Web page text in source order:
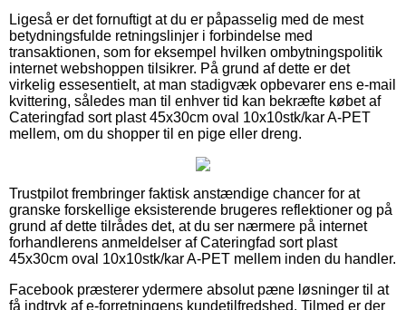
Ligeså er det fornuftigt at du er påpasselig med de mest
betydningsfulde retningslinjer i forbindelse med
transaktionen, som for eksempel hvilken ombytningspolitik
internet webshoppen tilsikrer. På grund af dette er det
virkelig essesentielt, at man stadigvæk opbevarer ens e-mail
kvittering, således man til enhver tid kan bekræfte købet af
Cateringfad sort plast 45x30cm oval 10x10stk/kar A-PET
mellem, om du shopper til en pige eller dreng.
Trustpilot frembringer faktisk anstændige chancer for at
granske forskellige eksisterende brugeres reflektioner og på
grund af dette tilrådes det, at du ser nærmere på internet
forhandlerens anmeldelser af Cateringfad sort plast
45x30cm oval 10x10stk/kar A-PET mellem inden du handler.
Facebook præsterer ydermere absolut pæne løsninger til at
få indtryk af e-forretningens kundetilfredshed. Tilmed er der